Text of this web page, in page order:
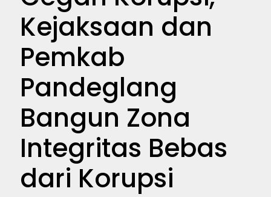
Kejaksaan dan
Pemkab
Pandeglang
Bangun Zona
Integritas Bebas
dari Korupsi